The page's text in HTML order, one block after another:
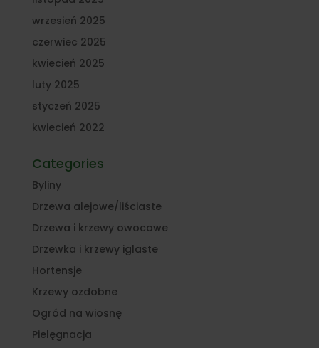
wrzesień 2025
czerwiec 2025
kwiecień 2025
luty 2025
styczeń 2025
kwiecień 2022
Categories
Byliny
Drzewa alejowe/liściaste
Drzewa i krzewy owocowe
Drzewka i krzewy iglaste
Hortensje
Krzewy ozdobne
Ogród na wiosnę
Pielęgnacja